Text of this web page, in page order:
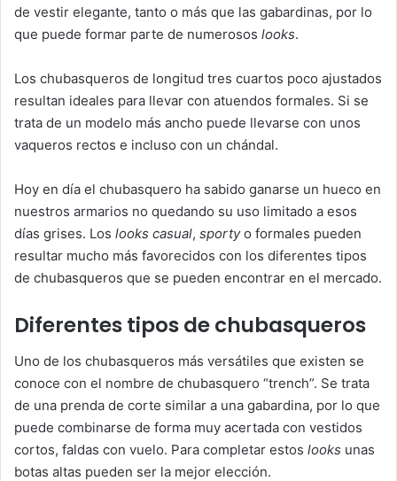
de vestir elegante, tanto o más que las gabardinas, por lo
que puede formar parte de numerosos looks.
Los chubasqueros de longitud tres cuartos poco ajustados
resultan ideales para llevar con atuendos formales. Si se
trata de un modelo más ancho puede llevarse con unos
vaqueros rectos e incluso con un chándal.
Hoy en día el chubasquero ha sabido ganarse un hueco en
nuestros armarios no quedando su uso limitado a esos
días grises. Los looks casual, sportyo formales pueden
resultar mucho más favorecidos con los diferentes tipos
de chubasqueros que se pueden encontrar en el mercado.
Diferentes tipos de chubasqueros
Uno de los chubasqueros más versátiles que existen se
conoce con el nombre de chubasquero “trench”. Se trata
de una prenda de corte similar a una gabardina, por lo que
puede combinarse de forma muy acertada con vestidos
cortos, faldas con vuelo. Para completar estos looks unas
botas altas pueden ser la mejor elección.